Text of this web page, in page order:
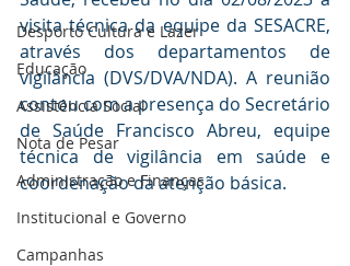
Desporto Cultura e Lazer
Educação
Assistência Social
Nota de Pesar
Administração e Finanças
Institucional e Governo
Campanhas
visita técnica da equipe da SESACRE,
através dos departamentos de
vigilância (DVS/DVA/NDA). A reunião
contou com a presença do Secretário
de Saúde Francisco Abreu, equipe
técnica de vigilância em saúde e
coordenação da atenção básica.